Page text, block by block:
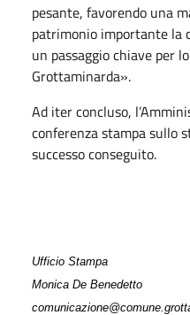
pesante, favorendo una
patrimonio importante la
un passaggio chiave per
Grottaminarda».
Ad iter concluso,
conferenza stampa sullo
successo conseguito.
Ufficio Stampa
Monica De Benedetto